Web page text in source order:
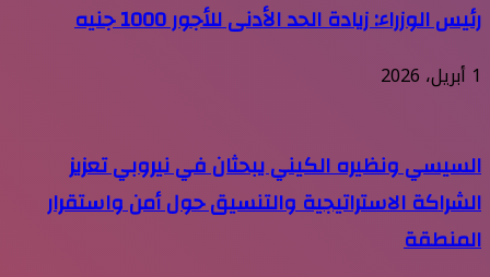
رئيس الوزراء: زيادة الحد الأدنى للأجور 1000 جنيه
1 أبريل، 2026
السيسي ونظيره الكيني يبحثان في نيروبي تعزيز
الشراكة الاستراتيجية والتنسيق حول أمن واستقرار
المنطقة